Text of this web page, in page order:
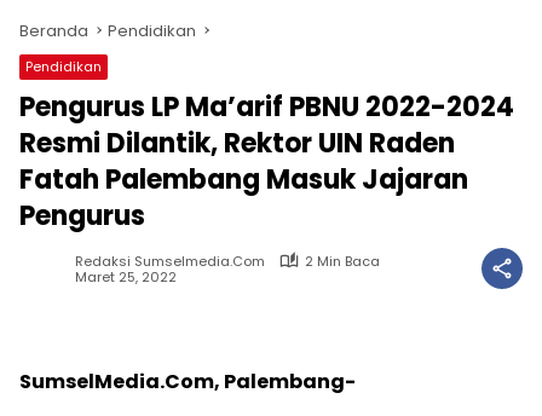
Beranda Pendidikan
Pendidikan
Pengurus LP Ma’arif PBNU 2022-2024
Resmi Dilantik, Rektor UIN Raden
Fatah Palembang Masuk Jajaran
Pengurus
Redaksi Sumselmedia.com
2 Min Baca
Maret 25, 2022
SumselMedia.Com, Palembang-